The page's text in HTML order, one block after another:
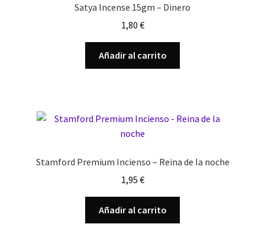
Satya Incense 15gm – Dinero
1,80 €
Añadir al carrito
Stamford Premium Incienso – Reina de la noche
1,95 €
Añadir al carrito